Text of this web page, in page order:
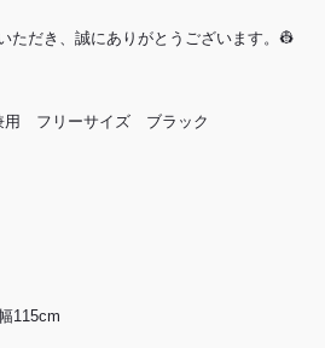
ただき、誠にありがとうございます。👷
フリーサイズ ブラック
115cm